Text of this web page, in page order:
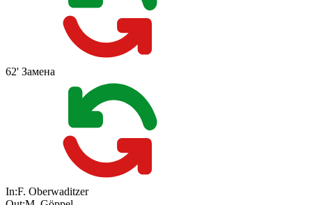
62' Замена
In:F. Oberwaditzer